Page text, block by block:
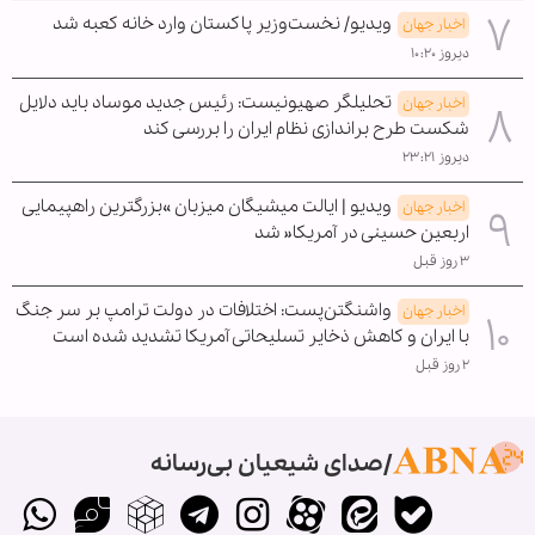
اخبار جهان ویدیو/ نخست‌وزیر پاکستان وارد خانه کعبه شد
دیروز ۱۰:۲۰
اخبار جهان تحلیلگر صهیونیست: رئیس جدید موساد باید دلایل
شکست طرح براندازی نظام ایران را بررسی کند
دیروز ۲۳:۲۱
اخبار جهان ویدیو | ایالت میشیگان میزبان »بزرگترین راهپیمایی
اربعین حسینی در آمریکا« شد
۳ روز قبل
اخبار جهان واشنگتن‌پست: اختلافات در دولت ترامپ بر سر جنگ
با ایران و کاهش ذخایر تسلیحاتی آمریکا تشدید شده است
۲ روز قبل
صدای شیعیان بی‌رسانه